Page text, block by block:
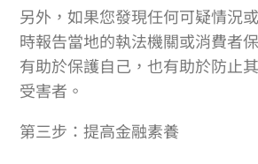
另外，如果您發現任何可疑情況
時報告當地的執法機關或消費者
有助於保護自己，也有助於防止
受害者。
第三步：提高金融素養